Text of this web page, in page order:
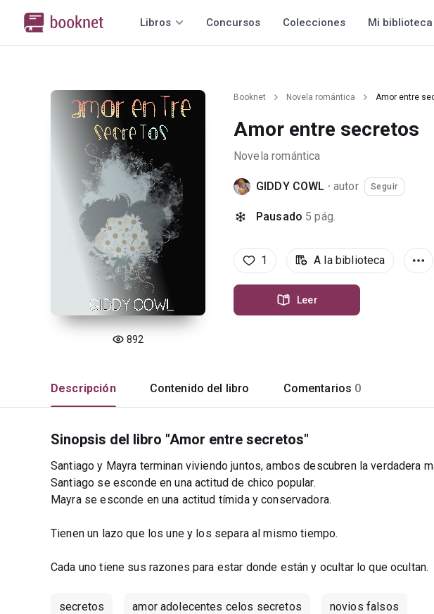
Libros Concursos Colecciones Mi biblioteca
892
Booknet Novela romántica Amor entre
Amor entre secretos
Novela romántica
GIDDY COWL · autor Seguir
Pausado 5 pág.
1 A la biblioteca
Leer
Descripción Contenido del libro Comentarios 0
Sinopsis del libro "Amor entre secretos"
Santiago y Mayra terminan viviendo juntos, ambos descubren la verdadera
Santiago se esconde en una actitud de chico popular.
Mayra se esconde en una actitud tímida y conservadora.
Tienen un lazo que los une y los separa al mismo tiempo.
Cada uno tiene sus razones para estar donde están y ocultar lo que ocultan.
secretos amor adolecentes celos secretos novios falsos